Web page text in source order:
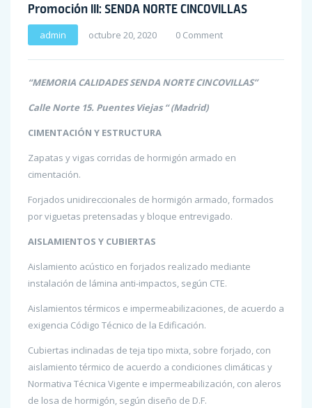
Promoción III: SENDA NORTE CINCOVILLAS
admin octubre 20, 2020 0 Comment
“MEMORIA CALIDADES SENDA NORTE CINCOVILLAS”
Calle Norte 15. Puentes Viejas “ (Madrid)
CIMENTACIÓN Y ESTRUCTURA
Zapatas y vigas corridas de hormigón armado en
cimentación.
Forjados unidireccionales de hormigón armado, formados
por viguetas pretensadas y bloque entrevigado.
AISLAMIENTOS Y CUBIERTAS
Aislamiento acústico en forjados realizado mediante
instalación de lámina anti-impactos, según CTE.
Aislamientos térmicos e impermeabilizaciones, de acuerdo a
exigencia Código Técnico de la Edificación.
Cubiertas inclinadas de teja tipo mixta, sobre forjado, con
aislamiento térmico de acuerdo a condiciones climáticas y
Normativa Técnica Vigente e impermeabilización, con aleros
de losa de hormigón, según diseño de D.F.